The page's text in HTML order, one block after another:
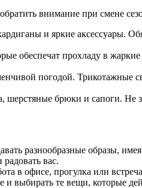
внимание при смене
и яркие аксессуары.
обеспечат прохладу в
погодой. Трикотажные
брюки и сапоги. Не
разнообразные образы,
вас.
в офисе, прогулка или
выбирать те вещи, которые